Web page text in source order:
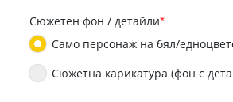
Сюжетен фон / детайли*
Само персонаж на бял/
Сюжетна карикатура (фон с